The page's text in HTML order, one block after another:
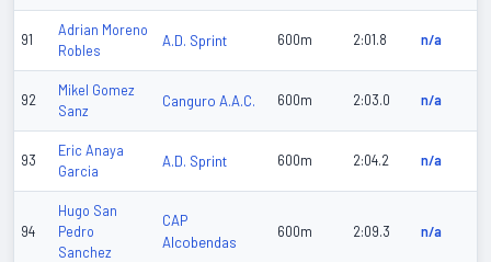
91
Adrian Moreno
Robles
A.D. Sprint 600m 2:01.8 n/a
92
Mikel Gomez
Sanz
Canguro A.A.C. 600m 2:03.0 n/a
93
Eric Anaya
Garcia
A.D. Sprint 600m 2:04.2 n/a
94
Hugo San
Pedro
Sanchez
CAP
Alcobendas
600m 2:09.3 n/a